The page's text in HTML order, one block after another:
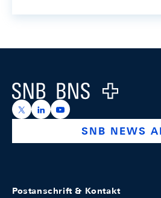
Logo
https://x.com/snb_bns
https://ch.linkedin.com/
https://
SNB NEWS
Postanschrift & Kontakt